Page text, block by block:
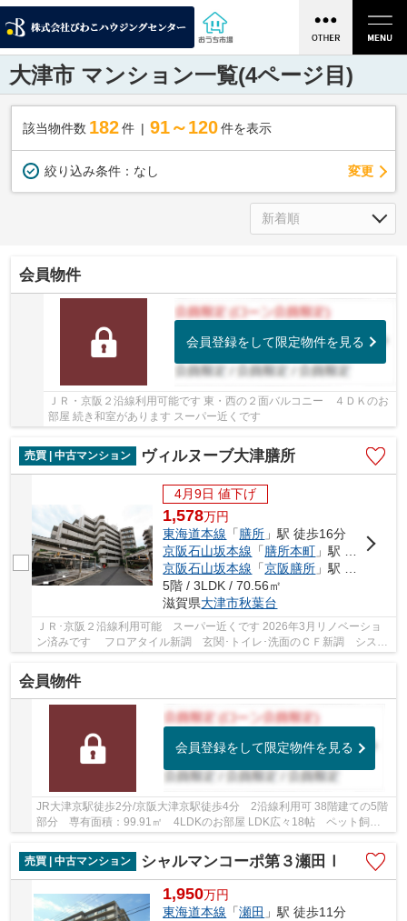
大津市 マンション一覧(4ページ目)
該当物件数 182件 91～120 件を表示
絞り込み条件： なし 変更
会員物件
会員登録をして限定物件を見る
ＪＲ・京阪２沿線利用可能です 東・西の２面バルコニー ４ＤＫのお
部屋 続き和室があります スーパー近くです
売買 | 中古マンション ヴィルヌーブ大津膳所
4月9日 値下げ
1,578万円
東海道本線 「膳所 」駅 徒歩16分
京阪石山坂本線 「膳所本町 」駅 徒歩9分
京阪石山坂本線 「京阪膳所 」駅 徒歩16分
5階 / 3LDK / 70.56㎡
滋賀県大津市秋葉台
ＪＲ･京阪２沿線利用可能 スーパー近くです 2026年3月リノベーショ
ン済みです フロアタイル新調 玄関･トイレ･洗面のＣＦ新調 システ
ムキッチン新調 和室天井壁クロス張り 畳を...
会員物件
会員登録をして限定物件を見る
JR大津京駅徒歩2分/京阪大津京駅徒歩4分 2沿線利用可 38階建ての5階
部分 専有面積：99.91㎡ 4LDKのお部屋 LDK広々18帖 ペット飼育
売買 | 中古マンション
シャルマンコーポ第３瀬田Ⅰ
1,950万円
東海道本線 「瀬田 」駅 徒歩11分